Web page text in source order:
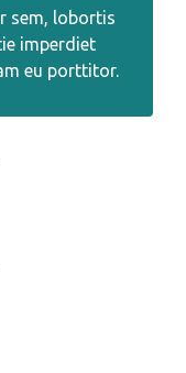
sem, lobortis
imperdiet
eu porttitor.